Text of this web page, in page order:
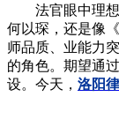
法官眼中理想
何以琛，还是像
师品质、业能力
的角色。期望通
设。今天， 洛阳